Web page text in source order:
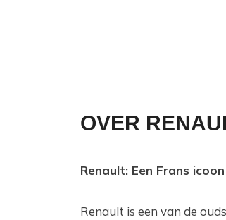
OVER
Renault: Een Frans
Renault is een van de